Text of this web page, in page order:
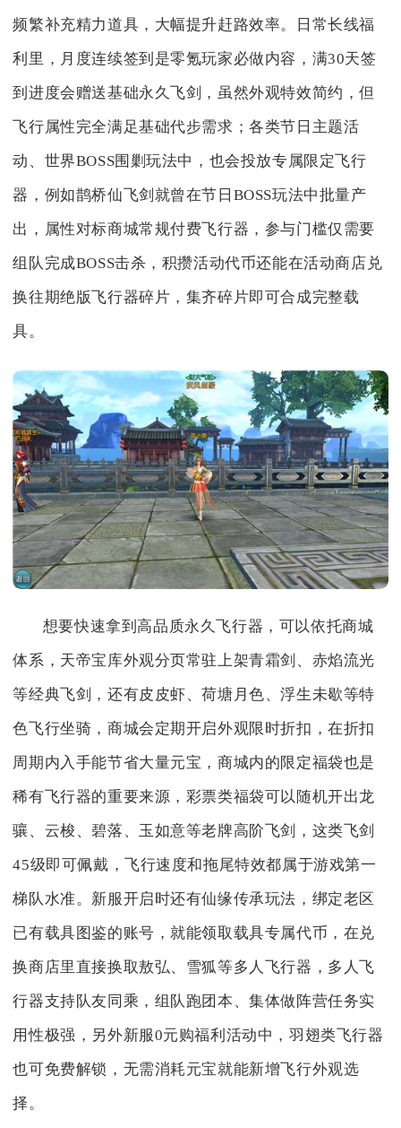
频繁补充精力道具，大幅提升赶路效率。日常长线福
利里，月度连续签到是零氪玩家必做内容，满30天签
到进度会赠送基础永久飞剑，虽然外观特效简约，但
飞行属性完全满足基础代步需求；各类节日主题活
动、世界BOSS围剿玩法中，也会投放专属限定飞行
器，例如鹊桥仙飞剑就曾在节日BOSS玩法中批量产
出，属性对标商城常规付费飞行器，参与门槛仅需要
组队完成BOSS击杀，积攒活动代币还能在活动商店兑
换往期绝版飞行器碎片，集齐碎片即可合成完整载
具。
想要快速拿到高品质永久飞行器，可以依托商城
体系，天帝宝库外观分页常驻上架青霜剑、赤焰流光
等经典飞剑，还有皮皮虾、荷塘月色、浮生未歇等特
色飞行坐骑，商城会定期开启外观限时折扣，在折扣
周期内入手能节省大量元宝，商城内的限定福袋也是
稀有飞行器的重要来源，彩票类福袋可以随机开出龙
骧、云梭、碧落、玉如意等老牌高阶飞剑，这类飞剑
45级即可佩戴，飞行速度和拖尾特效都属于游戏第一
梯队水准。新服开启时还有仙缘传承玩法，绑定老区
已有载具图鉴的账号，就能领取载具专属代币，在兑
换商店里直接换取敖弘、雪狐等多人飞行器，多人飞
行器支持队友同乘，组队跑团本、集体做阵营任务实
用性极强，另外新服0元购福利活动中，羽翅类飞行器
也可免费解锁，无需消耗元宝就能新增飞行外观选
择。